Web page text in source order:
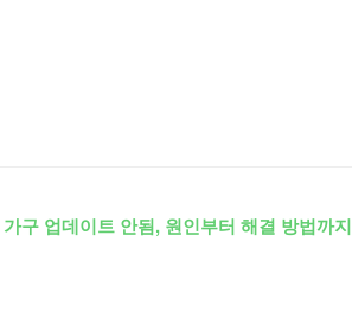
구 업데이트 안됨, 원인부터 해결 방법까지